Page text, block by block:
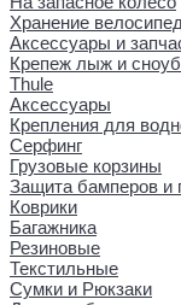
Хранение
Аксессуары и
Крепеж лыж и
Thule
Аксессуары
Крепления для
Серфинг
Грузовые корзины
Защита бамперов и
Коврики
Багажника
Резиновые
Текстильные
Сумки и Рюкзаки